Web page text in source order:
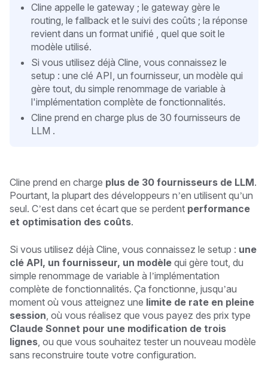
Cline appelle le gateway ; le gateway gère le
routing, le fallback et le suivi des coûts ; la réponse
revient dans un format unifié , quel que soit le
modèle utilisé.
Si vous utilisez déjà Cline, vous connaissez le
setup : une clé API, un fournisseur, un modèle qui
gère tout, du simple renommage de variable à
l'implémentation complète de fonctionnalités.
Cline prend en charge plus de 30 fournisseurs de
LLM .
Cline prend en charge plus de 30 fournisseurs de LLM.
Pourtant, la plupart des développeurs n’en utilisent qu’un
seul. C’est dans cet écart que se perdent performance
et optimisation des coûts.
Si vous utilisez déjà Cline, vous connaissez le setup : une
clé API, un fournisseur, un modèle qui gère tout, du
simple renommage de variable à l’implémentation
complète de fonctionnalités. Ça fonctionne, jusqu’au
moment où vous atteignez une limite de rate en pleine
session , où vous réalisez que vous payez des prix type
Claude Sonnet pour une modification de trois
lignes , ou que vous souhaitez tester un nouveau modèle
sans reconstruire toute votre configuration.